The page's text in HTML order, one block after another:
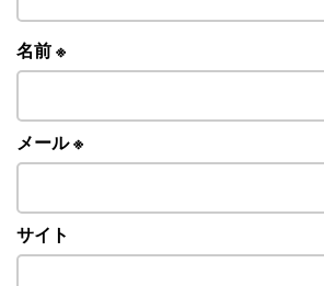
名前※
メール※
サイト